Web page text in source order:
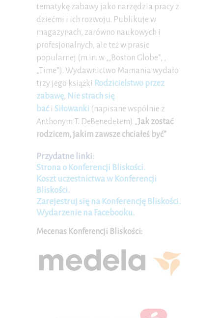
tematykę zabawy jako narzędzia pracy z
dziećmi i ich rozwoju. Publikuje w
magazynach, zarówno naukowych i
profesjonalnych, ale też w prasie
popularnej (m.in. w „,Boston Globe”, ,
„Time”). Wydawnictwo Mamania wydało
trzy jego książki Rodzicielstwo przez
zabawę, Nie strach się
bać i Siłowanki (napisane wspólnie z
Anthonym T. DeBenedetem) „Jak zostać
rodzicem, jakim zawsze chciałeś być”
Przydatne linki:
Strona o Konferencji Bliskości.
Koszt uczestnictwa w Konferencji
Bliskości.
Zarejestruj się na Konferencję Bliskości.
Wydarzenie na Facebooku.
Mecenas Konferencji Bliskości: